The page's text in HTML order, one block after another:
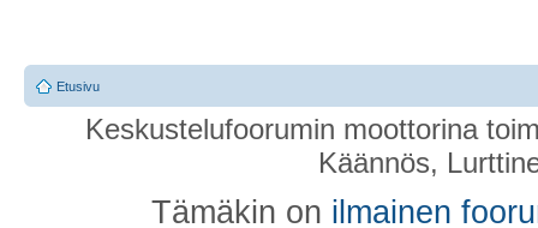
Etusivu
Keskustelufoorumin moottorina
Käännös,
Tämäkin on ilmainen